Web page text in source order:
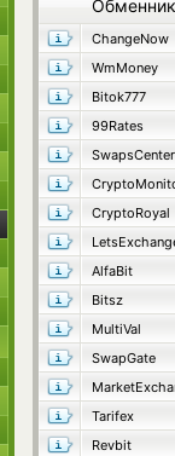
Обменник
ChangeNow
WmMoney
Bitok777
99Rates
SwapsCenter
CryptoRoyal
AlfaBit
Bitsz
MultiVal
SwapGate
Tarifex
Revbit